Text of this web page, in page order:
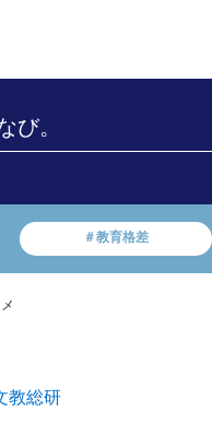
び。
＃教育格差
教総研